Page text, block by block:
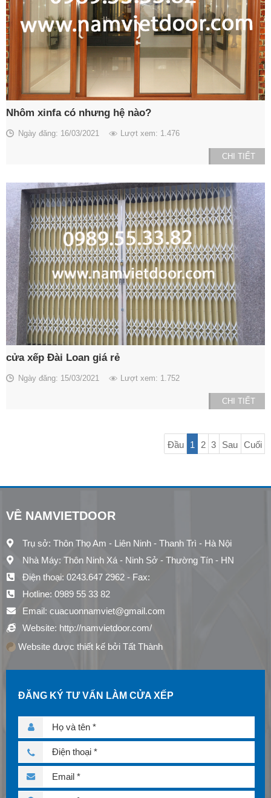
Nhôm xinfa có nhưng hệ nào?
Ngày đăng: 16/03/2021 Lượt xem: 1.476
CHI TIẾT
cửa xếp Đài Loan giá rẻ
Ngày đăng: 15/03/2021 Lượt xem: 1.752
CHI TIẾT
Đầu 1 2 3 Sau Cuối
VỀ NAMVIETDOOR
Trụ sở: Thôn Thọ Am - Liên Ninh - Thanh Trì - Hà Nội
Nhà Máy: Thôn Ninh Xá - Ninh Sở - Thường Tín - HN
Điện thoại: 0243.647 2962 - Fax:
Hotline: 0989 55 33 82
Email: cuacuonnamviet@gmail.com
Website: http://namvietdoor.com/
Website được thiết kế bởi Tất Thành
ĐĂNG KÝ TƯ VẤN LÀM CỬA XẾP